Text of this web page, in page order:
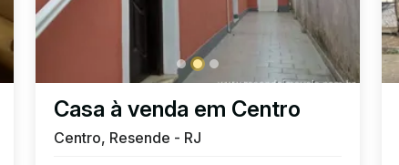
Casa à venda em Centro
Centro, Resende - RJ